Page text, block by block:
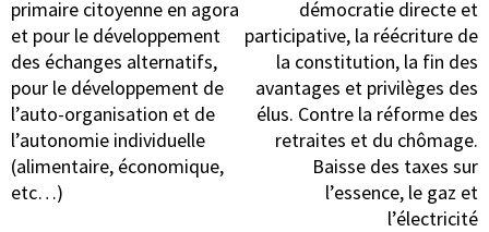
primaire citoyenne en agora
et pour le développement
des échanges alternatifs,
pour le développement de
l’auto-organisation et de
l’autonomie individuelle
(alimentaire, économique,
etc…)
démocratie directe et
participative, la réécriture de
la constitution, la fin des
avantages et privilèges des
élus. Contre la réforme des
retraites et du chômage.
Baisse des taxes sur
l’essence, le gaz et
l’électricité